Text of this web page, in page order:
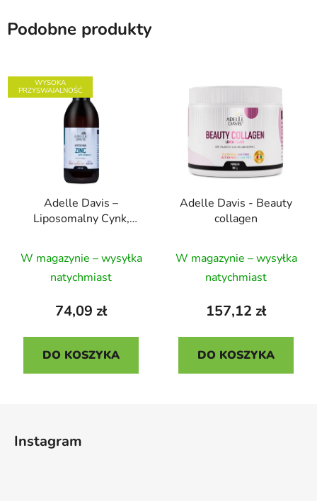
Podobne produkty
WYSOKA
PRZYSWAJALNOŚĆ
Adelle Davis –
Liposomalny Cynk,
ocena
produktu
wynosi
na
5
W magazynie – wysyłka
natychmiast
74,09 zł
DO KOSZYKA
Adelle Davis - Beauty
collagen
ocena
produktu
wynosi
na
5
W magazynie – wysyłka
natychmiast
157,12 zł
DO KOSZYKA
Instagram